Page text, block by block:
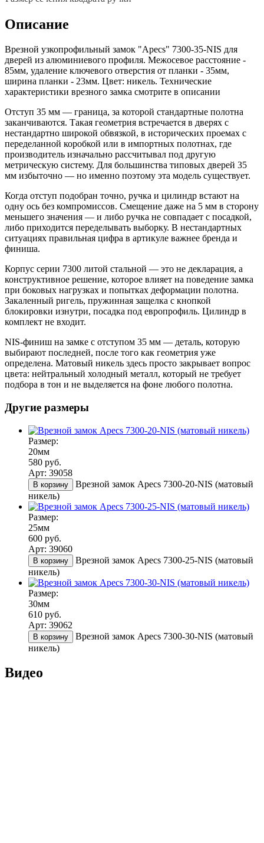
Описание
Врезной узкопрофильный замок "Apecs" 7300-35-NIS для
дверей из алюминиевого профиля. Межосевое расстояние -
85мм, удаление ключевого отверстия от планки - 35мм,
ширина планки - 23мм. Цвет: никель. Технические
характеристики врезного замка смотрите в описании
Отступ 35 мм — граница, за которой стандартные полотна
заканчиваются. Такая геометрия встречается в дверях с
нестандартно широкой обвязкой, в исторических проемах с
переделанной коробкой или в импортных полотнах, где
производитель изначально рассчитывал под другую
метрическую систему. Для большинства типовых дверей 35
мм избыточно — но именно поэтому эта модель существует.
Когда отступ подобран точно, ручка и цилиндр встают на
одну ось без компромиссов. Смещение даже на 5 мм в сторону
меньшего значения — и либо ручка не совпадает с посадкой,
либо приходится переделывать выборку. В нестандартных
ситуациях правильная цифра в артикуле важнее бренда и
финиша.
Корпус серии 7300 литой стальной — это не декларация, а
конструктивное решение, которое влияет на поведение замка
при боковых нагрузках и попытках деформации полотна.
Закаленный ригель, пружинная защелка с кнопкой
блокировки изнутри, посадка под европрофиль. Цилиндр в
комплект не входит.
NIS-финиш на замке с отступом 35 мм — деталь, которую
выбирают последней, после того как геометрия уже
определена. Матовый никель здесь просто закрывает вопрос
цвета: нейтральный холодный металл, который не требует
подбора в тон и не выделяется на фоне любого полотна.
Другие размеры
Размер:
20мм
580 руб.
Арт: 39058
В корзину
Врезной замок Apecs 7300-20-NIS (матовый
никель)
Размер:
25мм
600 руб.
Арт: 39060
В корзину
Врезной замок Apecs 7300-25-NIS (матовый
никель)
Размер:
30мм
610 руб.
Арт: 39062
В корзину
Врезной замок Apecs 7300-30-NIS (матовый
никель)
Видео